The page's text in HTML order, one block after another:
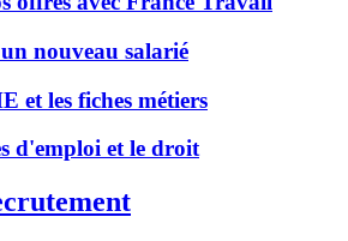
nouveau salarié
et les fiches métiers
d'emploi et le droit